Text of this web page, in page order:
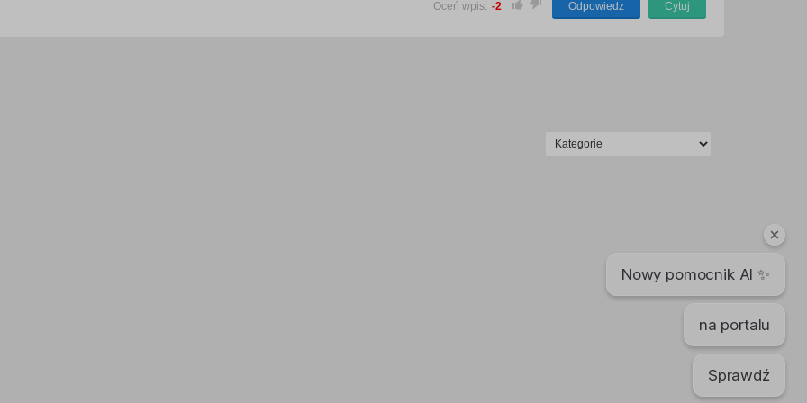
Nowy pomocnik AI ✨
na portalu
Sprawdź
Oceń wpis: -2 Odpowiedz Cytuj